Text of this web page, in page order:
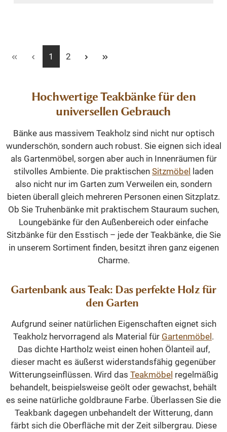
Seite
1 Seite
2
Hochwertige Teakbänke für den
universellen Gebrauch
Bänke aus massivem Teakholz sind nicht nur optisch
wunderschön, sondern auch robust. Sie eignen sich ideal
als Gartenmöbel, sorgen aber auch in Innenräumen für
stilvolles Ambiente. Die praktischen Sitzmöbel
laden
also nicht nur im Garten zum Verweilen ein, sondern
bieten überall gleich mehreren Personen einen Sitzplatz.
Ob Sie Truhenbänke mit praktischem Stauraum suchen,
Loungebänke für den Außenbereich oder einfache
Sitzbänke für den Esstisch – jede der Teakbänke, die Sie
in unserem Sortiment finden, besitzt ihren ganz eigenen
Charme.
Gartenbank aus Teak: Das perfekte Holz für
den Garten
Aufgrund seiner natürlichen Eigenschaften eignet sich
Teakholz hervorragend als Material für Gartenmöbel .
Das dichte Hartholz weist einen hohen Ölanteil auf,
dieser macht es äußerst widerstandsfähig gegenüber
Witterungseinflüssen. Wird das Teakmöbel regelmäßig
behandelt, beispielsweise geölt oder gewachst, behält
es seine natürliche goldbraune Farbe. Überlassen Sie die
Teakbank dagegen unbehandelt der Witterung, dann
färbt sich die Oberfläche mit der Zeit silbergrau. Diese